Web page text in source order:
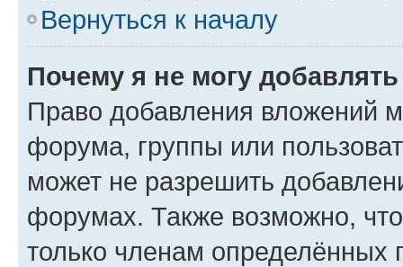
Вернуться к началу
Почему я не могу
Право добавления вложений
форума, группы или
может не разрешить
форумах. Также возможно,
только членам определённых